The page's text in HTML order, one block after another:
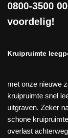
0800-3500
voordelig!
Kruipruimte
met onze nieuwe
kruipruimte snel
uitgraven. Zeker
schone
overlast